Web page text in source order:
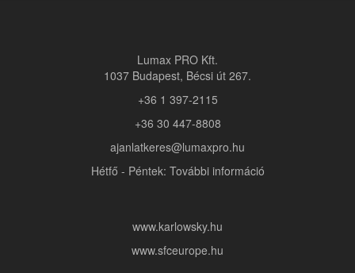
Lumax PRO Kft.
1037 Budapest, Bécsi út 267.
+36 1 397-2115
+36 30 447-8808
ajanlatkeres@lumaxpro.hu
Hétfő - Péntek: További információ
www.karlowsky.hu
www.sfceurope.hu